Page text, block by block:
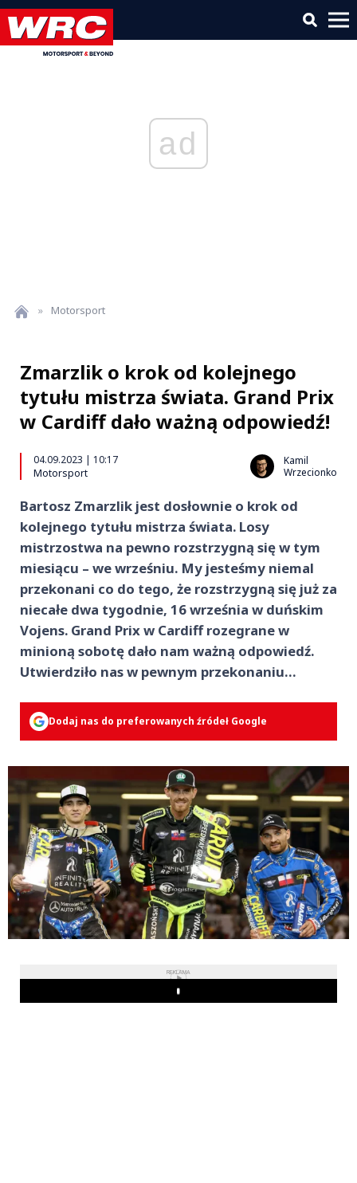
ad
» Motorsport
Zmarzlik o krok od kolejnego
tytułu mistrza świata. Grand Prix
w Cardiff dało ważną odpowiedź!
04.09.2023 | 10:17
Motorsport
Kamil
Wrzecionko
Bartosz Zmarzlik jest dosłownie o krok od
kolejnego tytułu mistrza świata. Losy
mistrzostwa na pewno rozstrzygną się w tym
miesiącu – we wrześniu. My jesteśmy niemal
przekonani co do tego, że rozstrzygną się już za
niecałe dwa tygodnie, 16 września w duńskim
Vojens. Grand Prix w Cardiff rozegrane w
minioną sobotę dało nam ważną odpowiedź.
Utwierdziło nas w pewnym przekonaniu…
Dodaj nas do preferowanych źródeł Google
REKLAMA
Play